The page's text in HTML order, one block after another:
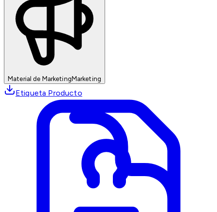
Material de MarketingMarketing
Etiqueta Producto